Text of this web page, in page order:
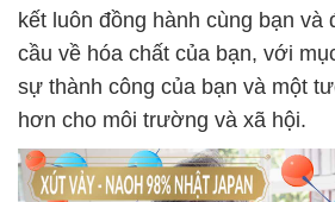
kết luôn đồng hành cùng bạn và
cầu về hóa chất của bạn, với
sự thành công của bạn và một
hơn cho môi trường và xã hội.